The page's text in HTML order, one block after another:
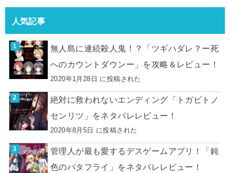
人気記事
無人島に連続殺人鬼！？「ツギハダレ？ー死
へのカウントダウンー」を攻略＆レビュー！
2020年1月28日 に投稿された
絶対に救われないエンディング「トガビトノ
センリツ」をネタバレレビュー！
2020年8月5日 に投稿された
管理人が最も愛するデスゲームアプリ！「鈍
色のバタフライ」をネタバレレビュー！